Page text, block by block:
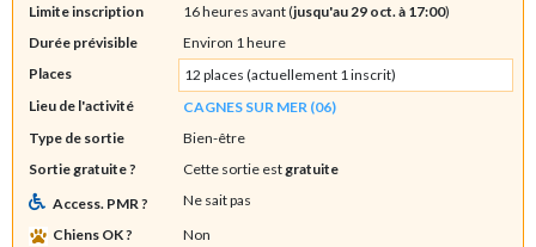
Limite inscription
16 heures avant (jusqu'au 29 oct. à 17:00)
Durée prévisible
Environ 1 heure
Places
12 places (actuellement 1 inscrit)
Lieu de l'activité
CAGNES SUR MER (06)
Type de sortie
Bien-être
Sortie gratuite ?
Cette sortie est gratuite
Access. PMR ?
Ne sait pas
Chiens OK ?
Non